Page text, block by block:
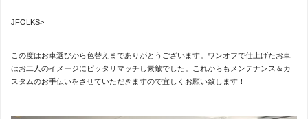
JFOLKS>
この度はお車選びから色替えまでありがとうございます。ワンオフで仕上げたお車
はお二人のイメージにピッタリマッチし素敵でした。これからもメンテナンス＆カ
スタムのお手伝いをさせていただきますので宜しくお願い致します！